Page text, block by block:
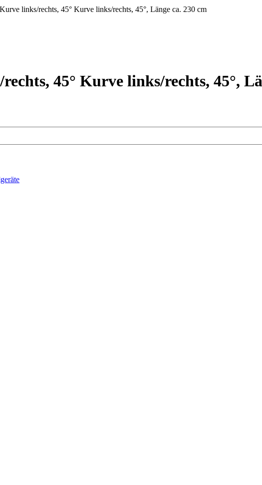
links/rechts, 45° Kurve links/rechts, 45°, Länge ca. 230 cm
45° Kurve links/rechts, 45°,